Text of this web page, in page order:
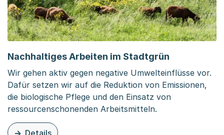
Nachhaltiges Arbeiten im Stadtgrün
Wir gehen aktiv gegen negative Umwelteinflüsse vor.
Dafür setzen wir auf die Reduktion von Emissionen,
die biologische Pflege und den Einsatz von
ressourcenschonenden Arbeitsmitteln.
Details